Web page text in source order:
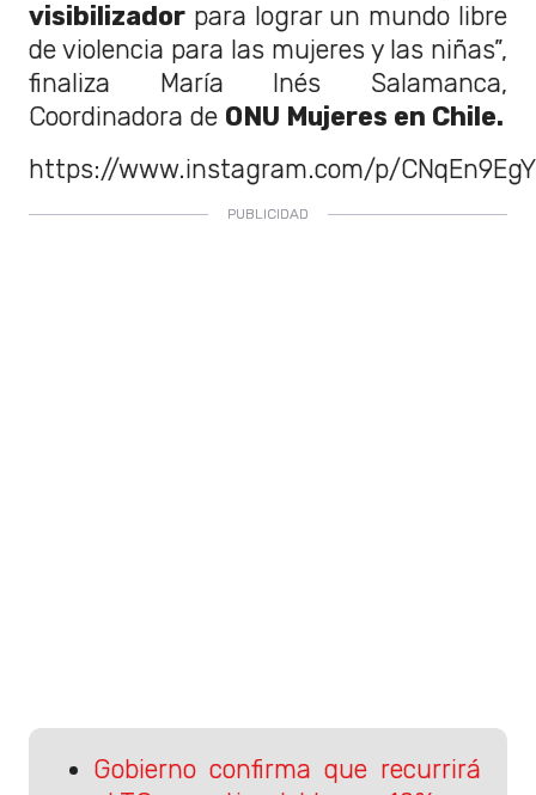
visibilizador para lograr un mundo libre
de violencia para las mujeres y las niñas”,
finaliza María Inés Salamanca,
Coordinadora de ONU Mujeres en Chile.
https://www.instagram.com/p/
Gobierno confirma que recurrirá